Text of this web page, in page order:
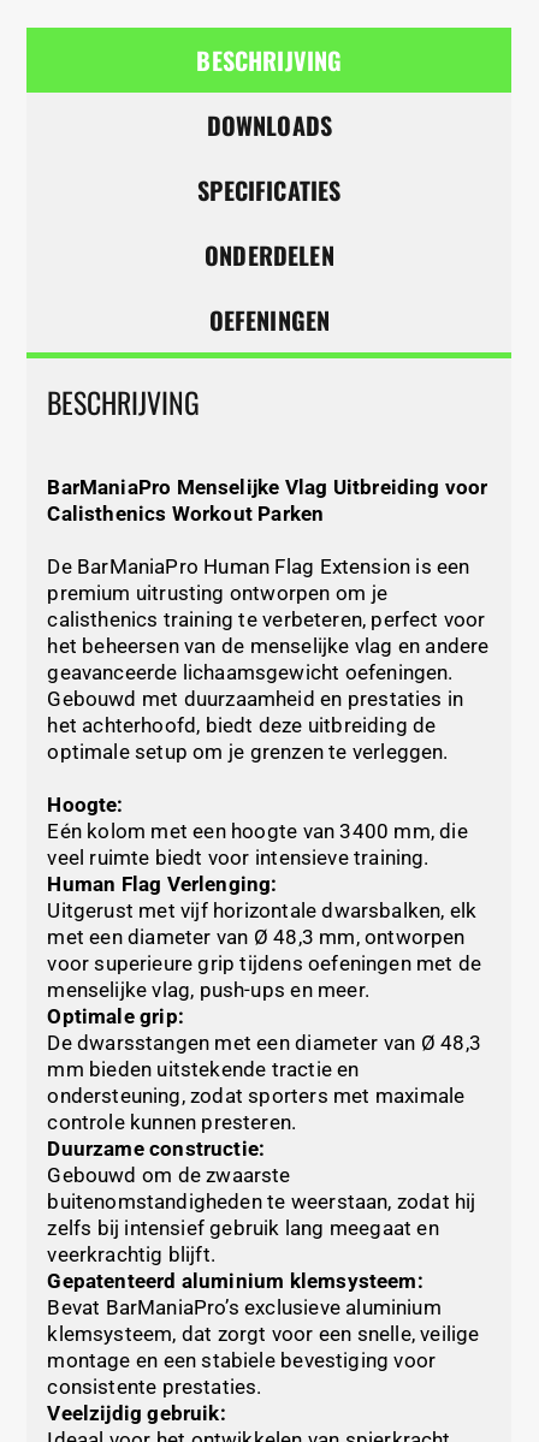
BESCHRIJVING
DOWNLOADS
SPECIFICATIES
ONDERDELEN
OEFENINGEN
BESCHRIJVING
BarManiaPro Menselijke Vlag Uitbreiding voor
Calisthenics Workout Parken
De BarManiaPro Human Flag Extension is een
premium uitrusting ontworpen om je
calisthenics training te verbeteren, perfect voor
het beheersen van de menselijke vlag en andere
geavanceerde lichaamsgewicht oefeningen.
Gebouwd met duurzaamheid en prestaties in
het achterhoofd, biedt deze uitbreiding de
optimale setup om je grenzen te verleggen.
Hoogte:
Eén kolom met een hoogte van 3400 mm, die
veel ruimte biedt voor intensieve training.
Human Flag Verlenging:
Uitgerust met vijf horizontale dwarsbalken, elk
met een diameter van Ø 48,3 mm, ontworpen
voor superieure grip tijdens oefeningen met de
menselijke vlag, push-ups en meer.
Optimale grip:
De dwarsstangen met een diameter van Ø 48,3
mm bieden uitstekende tractie en
ondersteuning, zodat sporters met maximale
controle kunnen presteren.
Duurzame constructie:
Gebouwd om de zwaarste
buitenomstandigheden te weerstaan, zodat hij
zelfs bij intensief gebruik lang meegaat en
veerkrachtig blijft.
Gepatenteerd aluminium klemsysteem:
Bevat BarManiaPro’s exclusieve aluminium
klemsysteem, dat zorgt voor een snelle, veilige
montage en een stabiele bevestiging voor
consistente prestaties.
Veelzijdig gebruik: